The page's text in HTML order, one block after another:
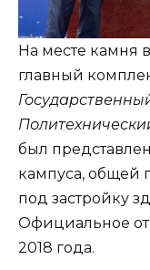
На месте камня
главный
был
кампуса, общей
под застройку
Официальное
2018 года.